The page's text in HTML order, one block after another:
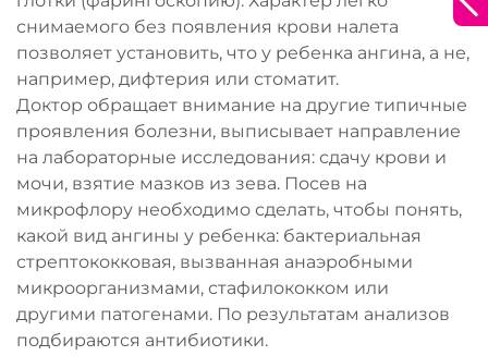
снимаемого без появления крови налета
позволяет установить, что у ребенка ангина, а не,
например, дифтерия или стоматит.
Доктор обращает внимание на другие типичные
проявления болезни, выписывает направление
на лабораторные исследования: сдачу крови и
мочи, взятие мазков из зева. Посев на
микрофлору необходимо сделать, чтобы понять,
какой вид ангины у ребенка: бактериальная
стрептококковая, вызванная анаэробными
микроорганизмами, стафилококком или
другими патогенами. По результатам анализов
подбираются антибиотики.
Наши специалисты свяжутся с вами в
ближайшее время.
аптечных сетей
Выбрать аптеку